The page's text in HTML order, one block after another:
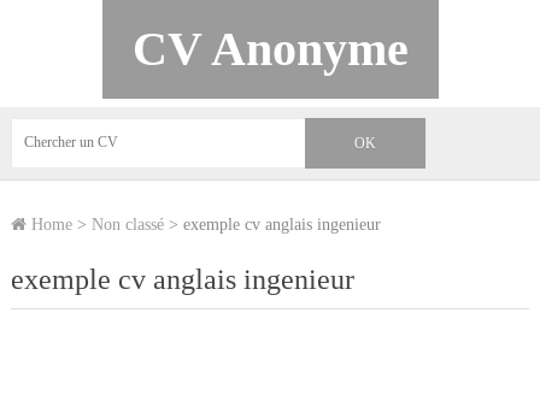
CV Anonyme
Home> Non classé> exemple cv anglais ingenieur
exemple cv anglais ingenieur